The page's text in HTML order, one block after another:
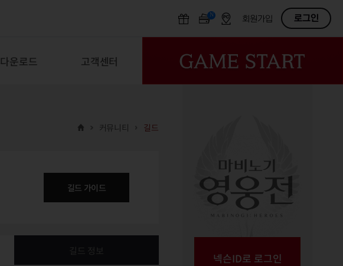
N OFF회원가입 로그인
다운로드 고객센터
커뮤니티 길드
길드 가이드
넥슨ID로 로그인